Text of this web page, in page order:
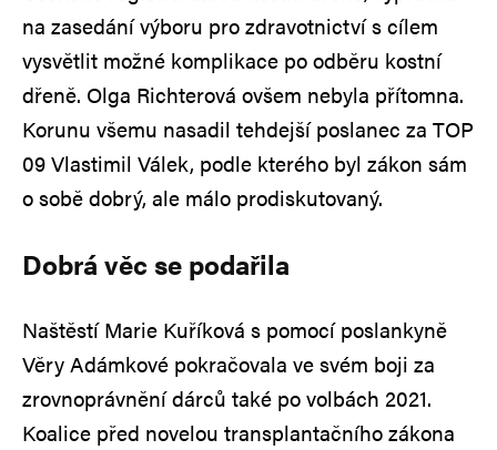
na zasedání výboru pro zdravotnictví s cílem
vysvětlit možné komplikace po odběru kostní
dřeně. Olga Richterová ovšem nebyla přítomna.
Korunu všemu nasadil tehdejší poslanec za TOP
09 Vlastimil Válek, podle kterého byl zákon sám
o sobě dobrý, ale málo prodiskutovaný.
Dobrá věc se podařila
Naštěstí Marie Kuříková s pomocí poslankyně
Věry Adámkové pokračovala ve svém boji za
zrovnoprávnění dárců také po volbách 2021.
Koalice před novelou transplantačního zákona